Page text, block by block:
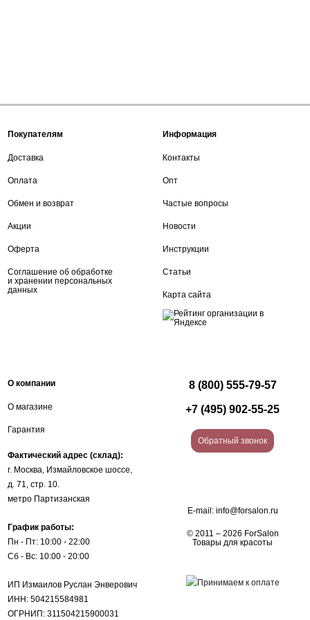
Покупателям
Доставка
Оплата
Обмен и возврат
Акции
Оферта
Соглашение об обработке
и хранении персональных
данных
Информация
Контакты
Опт
Частые вопросы
Новости
Инструкции
Статьи
Карта сайта
О компании
О магазине
Гарантия
Фактический адрес (склад):
г. Москва, Измайловское шоссе,
д. 71, стр. 10.
метро Партизанская
График работы:
Пн - Пт: 10:00 - 22:00
Сб - Вс: 10:00 - 20:00
ИП Измаилов Руслан Энверович
ИНН: 504215584981
ОГРНИП: 311504215900031
8 (800) 555-79-57
+7 (495) 902-55-25
Обратный звонок
E-mail: info@forsalon.ru
© 2011 – 2026 ForSalon
Товары для красоты